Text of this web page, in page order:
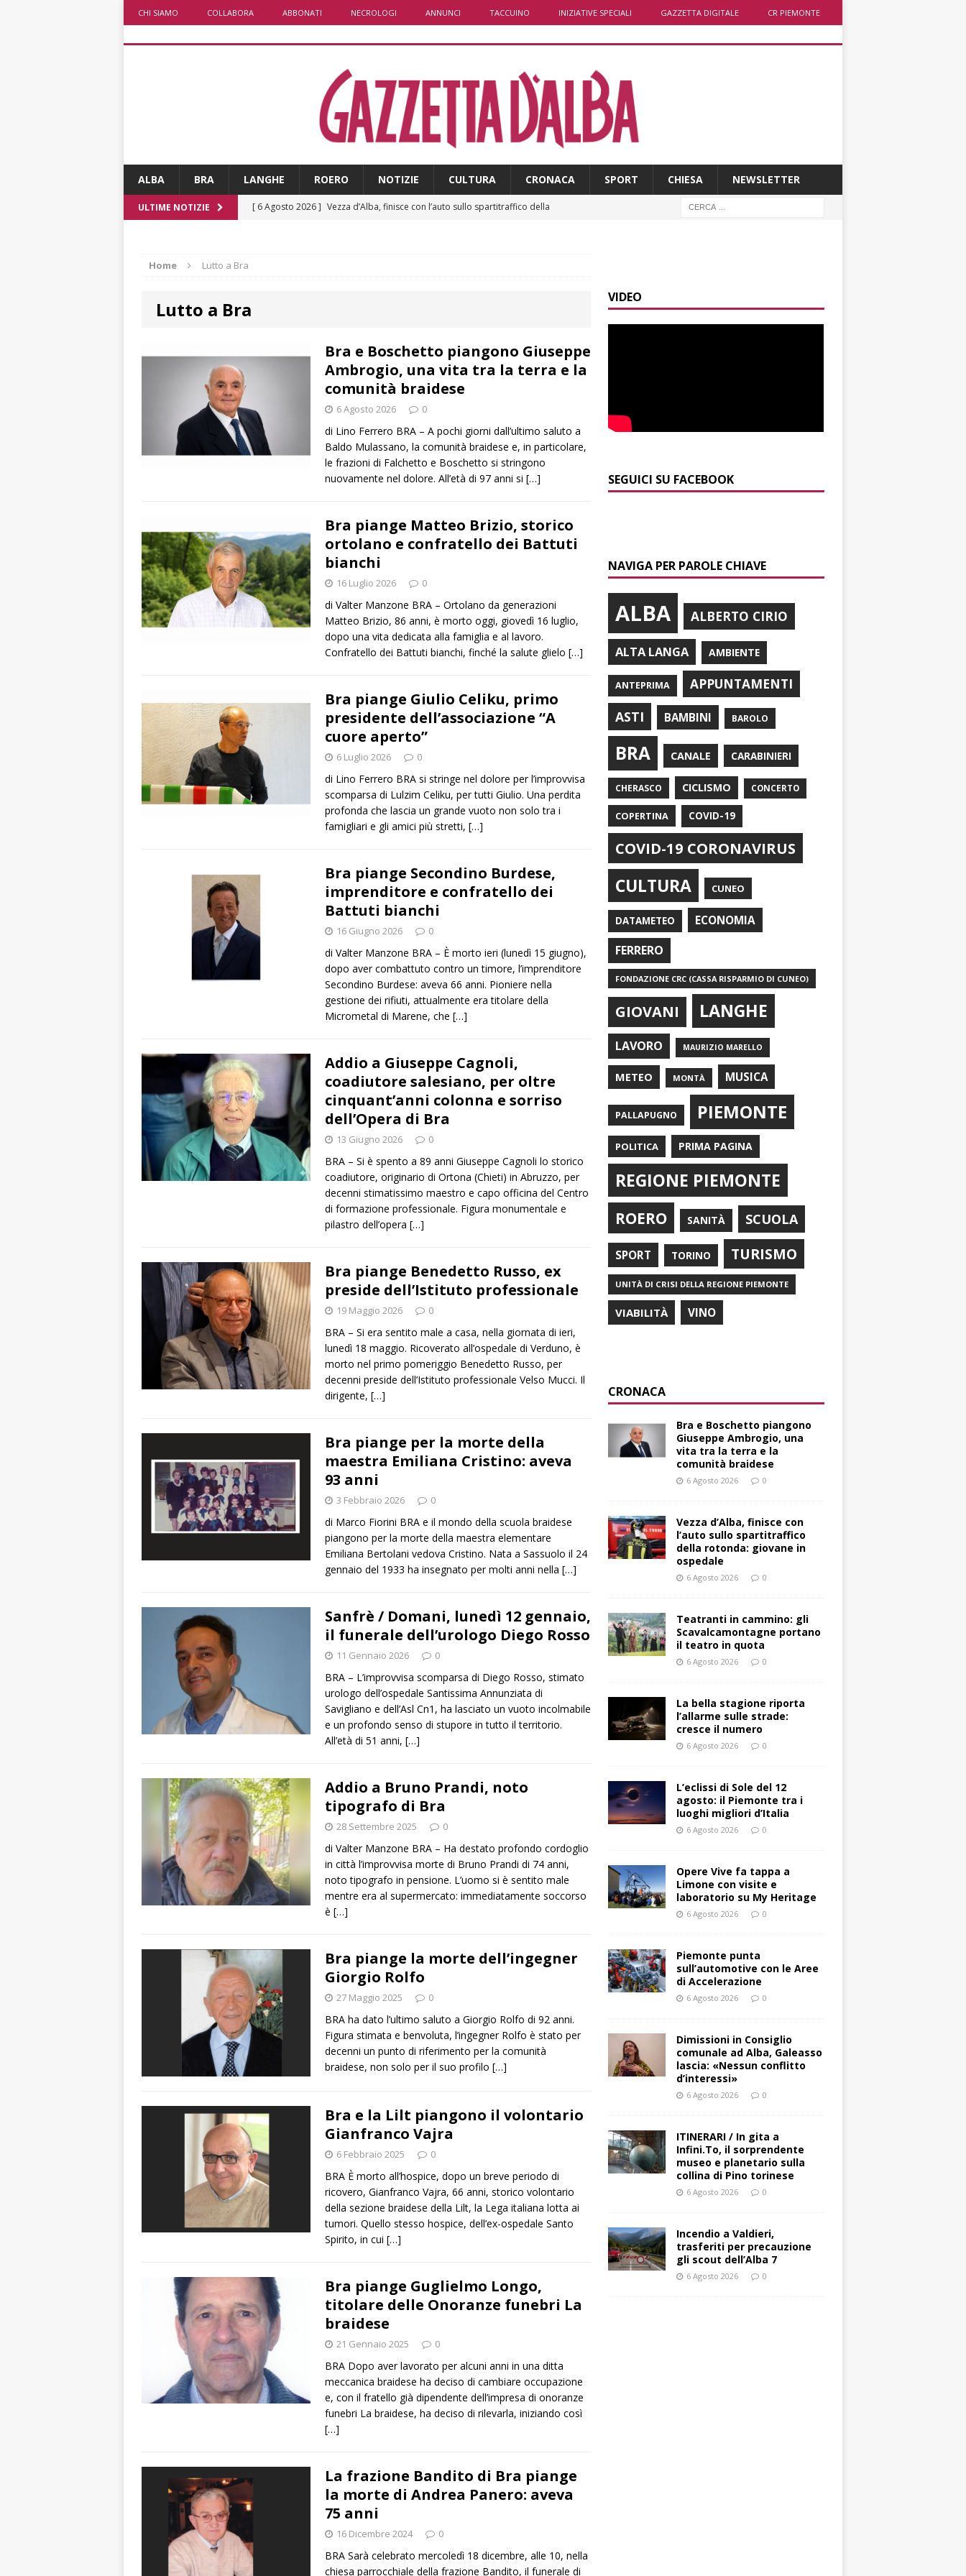
CHI SIAMO COLLABORA ABBONATI NECROLOGI ANNUNCI TACCUINO INIZIATIVE SPECIALI GAZZETTA DIGITALE CR PIEMONTE
ALBA BRA LANGHE ROERO NOTIZIE CULTURA CRONACA SPORT CHIESA NEWSLETTER
ULTIME NOTIZIE [ 6 Agosto 2026 ] Vezza d’Alba, finisce con l’auto sullo spartitraffico della
[ 6 Agosto 2026 ]
Dimissioni in Consiglio comunale ad Alba, Galeasso lascia:
«Nessun conflitto d’interessi»
ALBA
planetario sulla collina di Pino torinese
ALBA
[ 6 Agosto 2026 ]
Incendio a Valdieri, trasferiti per precauzione gli scout
ALBA
ALTRE NOTIZIE
[ 6 Agosto 2026 ]
Bra e Boschetto piangono Giuseppe Ambrogio, una vita tra la
terra e la comunità braidese
Home Lutto a Bra
Lutto a Bra
Bra e Boschetto piangono Giuseppe
Ambrogio, una vita tra la terra e la
comunità braidese
6 Agosto 2026 0
di Lino Ferrero BRA – A pochi giorni dall’ultimo saluto a
Baldo Mulassano, la comunità braidese e, in particolare,
le frazioni di Falchetto e Boschetto si stringono
nuovamente nel dolore. All’età di 97 anni si […]
Bra piange Matteo Brizio, storico
ortolano e confratello dei Battuti
bianchi
16 Luglio 2026 0
di Valter Manzone BRA – Ortolano da generazioni
Matteo Brizio, 86 anni, è morto oggi, giovedì 16 luglio,
dopo una vita dedicata alla famiglia e al lavoro.
Confratello dei Battuti bianchi, finché la salute glielo […]
Bra piange Giulio Celiku, primo
presidente dell’associazione “A
cuore aperto”
6 Luglio 2026 0
di Lino Ferrero BRA si stringe nel dolore per l’improvvisa
scomparsa di Lulzim Celiku, per tutti Giulio. Una perdita
profonda che lascia un grande vuoto non solo tra i
famigliari e gli amici più stretti, […]
Bra piange Secondino Burdese,
imprenditore e confratello dei
Battuti bianchi
16 Giugno 2026 0
di Valter Manzone BRA – È morto ieri (lunedì 15 giugno),
dopo aver combattuto contro un timore, l’imprenditore
Secondino Burdese: aveva 66 anni. Pioniere nella
gestione dei rifiuti, attualmente era titolare della
Micrometal di Marene, che […]
Addio a Giuseppe Cagnoli,
coadiutore salesiano, per oltre
cinquant’anni colonna e sorriso
dell’Opera di Bra
13 Giugno 2026 0
BRA – ​Si è spento a 89 anni Giuseppe Cagnoli lo storico
coadiutore, originario di Ortona (Chieti) in Abruzzo, per
decenni stimatissimo maestro e capo officina del Centro
di formazione professionale. Figura monumentale e
pilastro dell’opera […]
Bra piange Benedetto Russo, ex
preside dell’Istituto professionale
19 Maggio 2026 0
BRA – Si era sentito male a casa, nella giornata di ieri,
lunedì 18 maggio. Ricoverato all’ospedale di Verduno, è
morto nel primo pomeriggio Benedetto Russo, per
decenni preside dell’Istituto professionale Velso Mucci. Il
dirigente, […]
Bra piange per la morte della
maestra Emiliana Cristino: aveva
93 anni
3 Febbraio 2026 0
di Marco Fiorini BRA e il mondo della scuola braidese
piangono per la morte della maestra elementare
Emiliana Bertolani vedova Cristino. Nata a Sassuolo il 24
gennaio del 1933 ha insegnato per molti anni nella […]
Sanfrè / Domani, lunedì 12 gennaio,
il funerale dell’urologo Diego Rosso
11 Gennaio 2026 0
BRA – L’improvvisa scomparsa di Diego Rosso, stimato
urologo dell’ospedale Santissima Annunziata di
Savigliano e dell’Asl Cn1, ha lasciato un vuoto incolmabile
e un profondo senso di stupore in tutto il territorio.
All’età di 51 anni, […]
Addio a Bruno Prandi, noto
tipografo di Bra
28 Settembre 2025 0
di Valter Manzone BRA – Ha destato profondo cordoglio
in città l’improvvisa morte di Bruno Prandi di 74 anni,
noto tipografo in pensione. L’uomo si è sentito male
mentre era al supermercato: immediatamente soccorso
è […]
Bra piange la morte dell’ingegner
Giorgio Rolfo
27 Maggio 2025 0
BRA ha dato l’ultimo saluto a Giorgio Rolfo di 92 anni.
Figura stimata e benvoluta, l’ingegner Rolfo è stato per
decenni un punto di riferimento per la comunità
braidese, non solo per il suo profilo […]
Bra e la Lilt piangono il volontario
Gianfranco Vajra
6 Febbraio 2025 0
BRA È morto all’hospice, dopo un breve periodo di
ricovero, Gianfranco Vajra, 66 anni, storico volontario
della sezione braidese della Lilt, la Lega italiana lotta ai
tumori. Quello stesso hospice, dell’ex-ospedale Santo
Spirito, in cui […]
Bra piange Guglielmo Longo,
titolare delle Onoranze funebri La
braidese
21 Gennaio 2025 0
BRA Dopo aver lavorato per alcuni anni in una ditta
meccanica braidese ha deciso di cambiare occupazione
e, con il fratello già dipendente dell’impresa di onoranze
funebri La braidese, ha deciso di rilevarla, iniziando così
[…]
La frazione Bandito di Bra piange
la morte di Andrea Panero: aveva
75 anni
16 Dicembre 2024 0
BRA Sarà celebrato mercoledì 18 dicembre, alle 10, nella
chiesa parrocchiale della frazione Bandito, il funerale di
VIDEO
SEGUICI SU FACEBOOK
NAVIGA PER PAROLE CHIAVE
ALBA ALBERTO CIRIO
ALTA LANGA AMBIENTE
ANTEPRIMA
APPUNTAMENTI
ASTI
BAMBINI BAROLO
BRA CANALE CARABINIERI
CHERASCO CICLISMO CONCERTO
COPERTINA COVID-19
COVID-19 CORONAVIRUS
CULTURA CUNEO
DATAMETEO ECONOMIA
FERRERO
FONDAZIONE CRC (CASSA RISPARMIO DI CUNEO)
GIOVANI LANGHE
LAVORO MAURIZIO MARELLO
METEO MONTÀ MUSICA
PALLAPUGNO PIEMONTE
POLITICA PRIMA PAGINA
REGIONE PIEMONTE
ROERO SANITÀ SCUOLA
SPORT TORINO TURISMO
UNITÀ DI CRISI DELLA REGIONE PIEMONTE
VIABILITÀ VINO
CRONACA
Bra e Boschetto piangono
Giuseppe Ambrogio, una
vita tra la terra e la
comunità braidese
6 Agosto 2026 0
Vezza d’Alba, finisce con
l’auto sullo spartitraffico
della rotonda: giovane in
ospedale
6 Agosto 2026 0
Teatranti in cammino: gli
Scavalcamontagne portano
il teatro in quota
6 Agosto 2026 0
La bella stagione riporta
l’allarme sulle strade:
cresce il numero
6 Agosto 2026 0
L’eclissi di Sole del 12
agosto: il Piemonte tra i
luoghi migliori d’Italia
6 Agosto 2026 0
Opere Vive fa tappa a
Limone con visite e
laboratorio su My Heritage
6 Agosto 2026 0
Piemonte punta
sull’automotive con le Aree
di Accelerazione
6 Agosto 2026 0
Dimissioni in Consiglio
comunale ad Alba, Galeasso
lascia: «Nessun conflitto
d’interessi»
6 Agosto 2026 0
ITINERARI / In gita a
Infini.To, il sorprendente
museo e planetario sulla
collina di Pino torinese
6 Agosto 2026 0
Incendio a Valdieri,
trasferiti per precauzione
gli scout dell’Alba 7
6 Agosto 2026 0